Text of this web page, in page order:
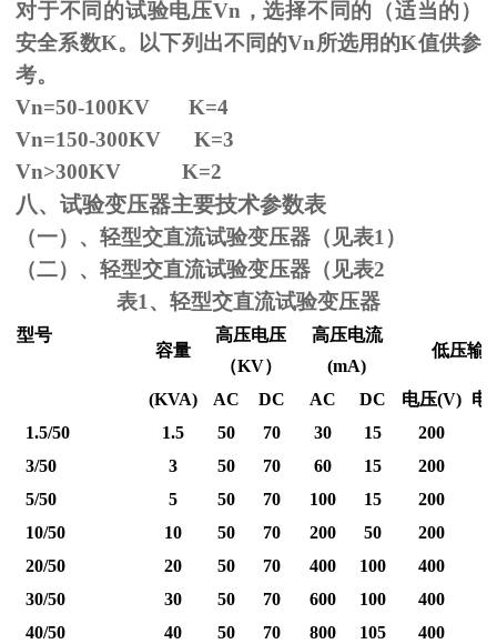
对于不同的试验电压Vn ，选择不同的（适当的）
安全系数K。以下列出不同的Vn所选用的K值供参
考。
Vn=50-100KV K=4
Vn=150-300KV K=3
Vn>300KV K=2
八、试验变压器主要技术参数表
（一）、轻型交直流试验变压器（见表1）
（二）、轻型交直流试验变压器（见表2
表1、轻型交直流试验变压器
型号
容量
高压电压
（KV）
高压电流
(mA)
低压输
(KVA) AC DC AC DC 电压(V) 电
1.5/50
1.5 50 70 30 15 200
3/50
3 50 70 60 15 200
5/50
5 50 70 100 15 200
10/50
10 50 70 200 50 200
20/50
20 50 70 400 100 400
30/50
30 50 70 600 100 400
40/50
40 50 70 800 105 400